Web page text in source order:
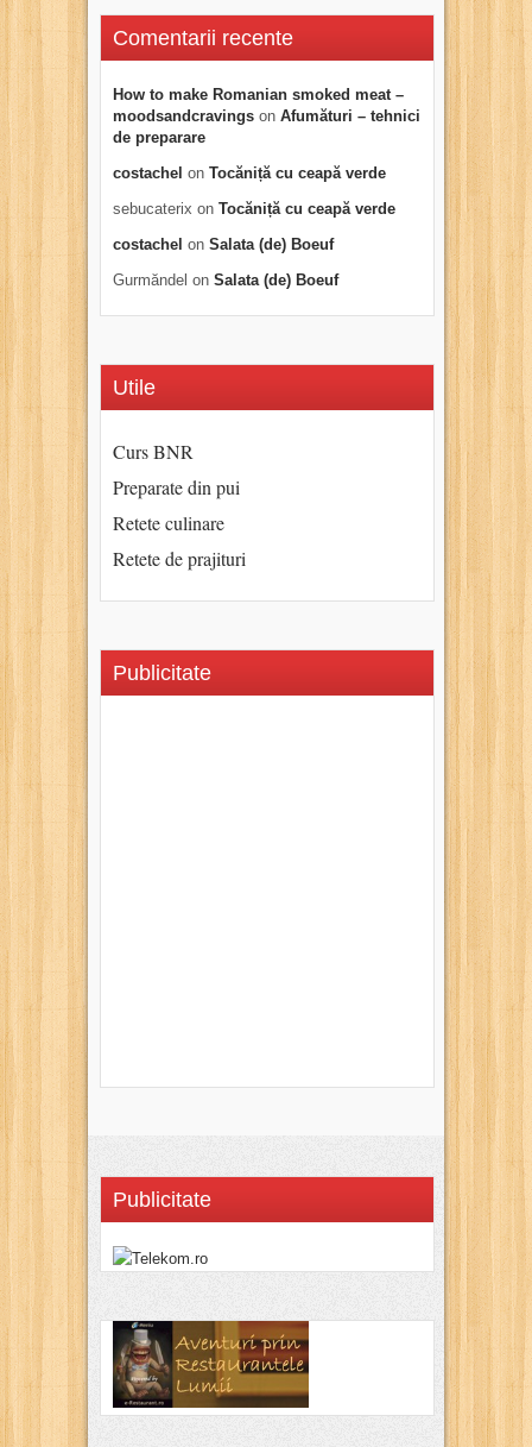
Comentarii recente
How to make Romanian smoked meat –
moodsandcravings on Afumături – tehnici
de preparare
costachel on Tocăniță cu ceapă verde
sebucaterix on Tocăniță cu ceapă verde
costachel on Salata (de) Boeuf
Gurmăndel on Salata (de) Boeuf
Utile
Curs BNR
Preparate din pui
Retete culinare
Retete de prajituri
Publicitate
Publicitate